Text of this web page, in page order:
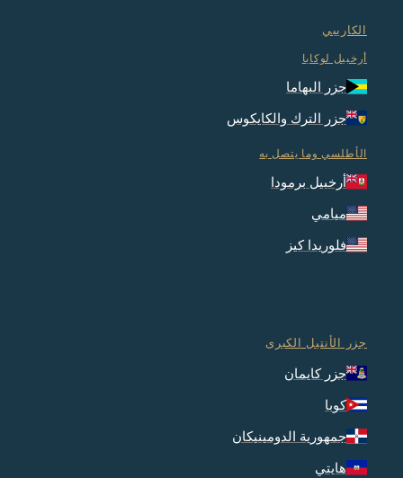
الكاريبي
أرخبيل لوكايا
جزر البهاما
جزر الترك والكايكوس
الأطلسي وما يتصل به
أرخبيل برمودا
ميامي
فلوريدا كيز
جزر الأنتيل الكبرى
جزر كايمان
كوبا
جمهورية الدومينيكان
هايتي